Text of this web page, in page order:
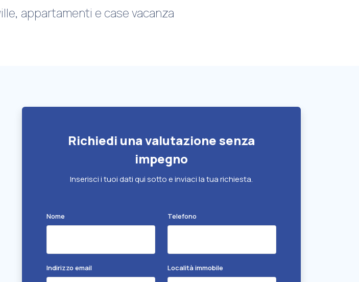
appartamenti e case vacanza
Richiedi una valutazione senza
impegno
Inserisci i tuoi dati qui sotto e inviaci la tua richiesta.
Nome Telefono
Indirizzo email Località immobile